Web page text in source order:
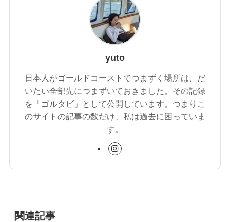
yuto
日本人がゴールドコーストでつまずく場所は、だ
いたい全部先につまずいておきました。その記録
を「ゴルタビ」として公開しています。つまりこ
のサイトの記事の数だけ、私は過去に困っていま
す。
関連記事